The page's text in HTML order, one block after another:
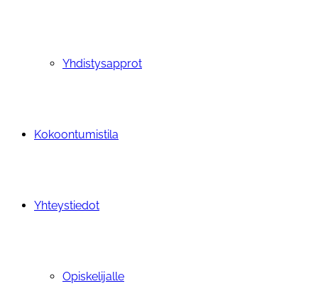
Yhdistysapprot
Kokoontumistila
Yhteystiedot
Opiskelijalle